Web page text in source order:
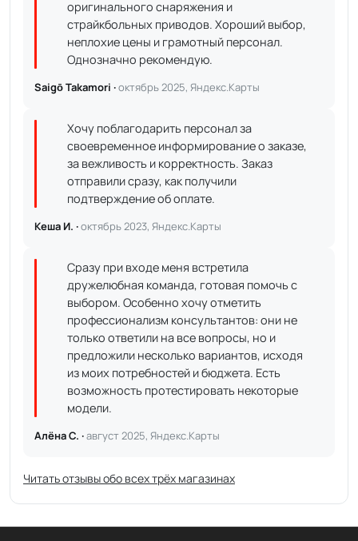
оригинального снаряжения и
страйкбольных приводов. Хороший выбор,
неплохие цены и грамотный персонал.
Однозначно рекомендую.
Saigō Takamori ·октябрь 2025, Яндекс.Карты
Хочу поблагодарить персонал за
своевременное информирование о заказе,
за вежливость и корректность. Заказ
отправили сразу, как получили
подтверждение об оплате.
Кеша И. ·октябрь 2023, Яндекс.Карты
Сразу при входе меня встретила
дружелюбная команда, готовая помочь с
выбором. Особенно хочу отметить
профессионализм консультантов: они не
только ответили на все вопросы, но и
предложили несколько вариантов, исходя
из моих потребностей и бюджета. Есть
возможность протестировать некоторые
модели.
Алёна С. ·август 2025, Яндекс.Карты
Читать отзывы обо всех трёх магазинах